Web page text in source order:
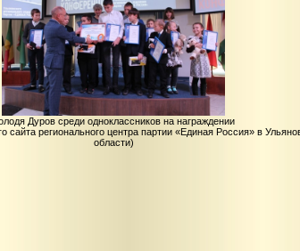
Дуров среди одноклассников на награждении
сайта регионального центра партии «Единая Россия» в
области)